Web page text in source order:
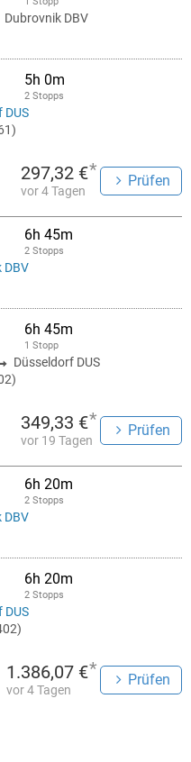
Dubrovnik DBV
5h 0m
2 Stopps
DUS
297,32 €*
vor 4 Tagen
Prüfen
6h 45m
2 Stopps
DBV
6h 45m
1 Stopp
Düsseldorf DUS
349,33 €*
vor 19 Tagen
Prüfen
6h 20m
2 Stopps
DBV
6h 20m
2 Stopps
DUS
1.386,07 €*
vor 4 Tagen
Prüfen